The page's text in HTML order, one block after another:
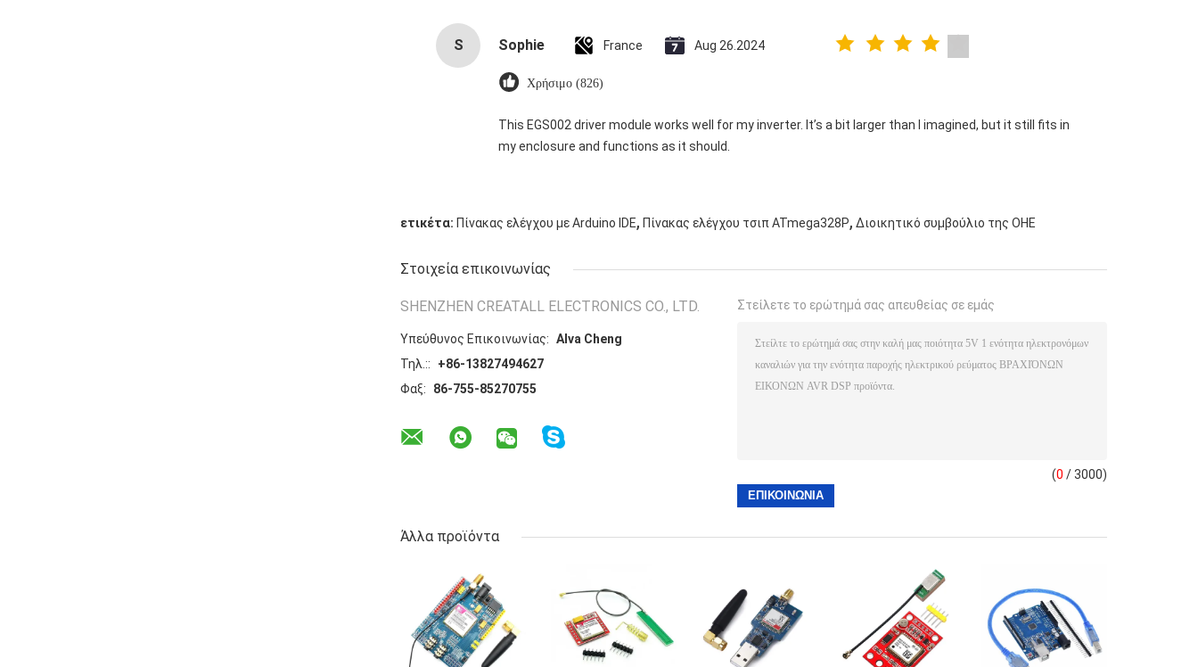
S Sophie France Aug 26.2024
Χρήσιμο (826)
This EGS002 driver module works well for my inverter. It’s a bit larger than I imagined, but it still fits in
my enclosure and functions as it should.
ετικέτα: Πίνακας ελέγχου με Arduino IDE, Πίνακας ελέγχου τσιπ ATmega328P, Διοικητικό συμβούλιο της ΟΗΕ
Στοιχεία επικοινωνίας
SHENZHEN CREATALL ELECTRONICS CO., LTD.
Υπεύθυνος Επικοινωνίας: Alva Cheng
Τηλ.::
+86-13827494627
Φαξ:
86-755-85270755
Στείλετε το ερώτημά σας απευθείας σε εμάς
(0 / 3000)
Άλλα προϊόντα